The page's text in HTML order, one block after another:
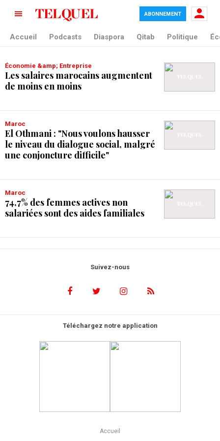
tag blade
ABONNEMENT
Accueil Podcasts Diaspora Qitab Politique
Économie &amp; Entreprise
Les salaires marocains augmentent
de moins en moins
Maroc
El Othmani : "Nous voulons hausser
le niveau du dialogue social, malgré
une conjoncture difficile"
Maroc
74,7% des femmes actives non
salariées sont des aides familiales
Suivez-nous
Téléchargez notre application
Accueil